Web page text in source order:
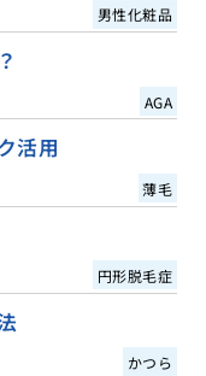
男性化粧品
AGA
活用
薄毛
円形脱毛症
かつら